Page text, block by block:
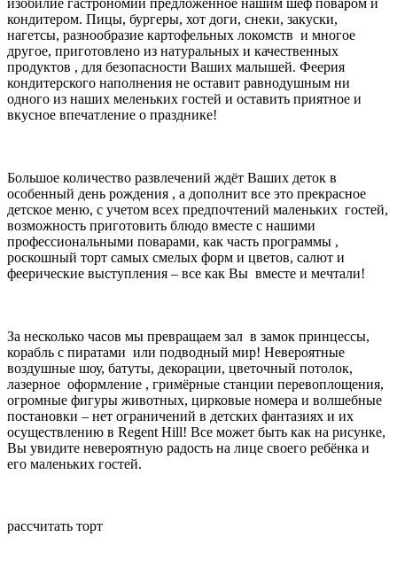
изобилие гастрономии предложенное нашим шеф поваром и
кондитером. Пицы, бургеры, хот доги, снеки, закуски,
нагетсы, разнообразие картофельных локомств и многое
другое, приготовлено из натуральных и качественных
продуктов , для безопасности Ваших малышей. Феерия
кондитерского наполнения не оставит равнодушным ни
одного из наших меленьких гостей и оставить приятное и
вкусное впечатление о празднике!
Большое количество развлечений ждёт Ваших деток в
особенный день рождения , а дополнит все это прекрасное
детское меню, с учетом всех предпочтений маленьких гостей,
возможность приготовить блюдо вместе с нашими
профессиональными поварами, как часть программы ,
роскошный торт самых смелых форм и цветов, салют и
феерические выступления – все как Вы вместе и мечтали!
За несколько часов мы превращаем зал в замок принцессы,
корабль с пиратами или подводный мир! Невероятные
воздушные шоу, батуты, декорации, цветочный потолок,
лазерное оформление , гримёрные станции перевоплощения,
огромные фигуры животных, цирковые номера и волшебные
постановки – нет ограничений в детских фантазиях и их
осуществлению в Regent Hill! Все может быть как на рисунке,
Вы увидите невероятную радость на лице своего ребёнка и
его маленьких гостей.
рассчитать торт